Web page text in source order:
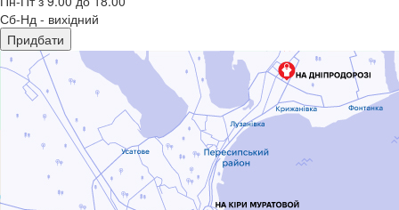
Сб-Нд - вихідний
Придбати